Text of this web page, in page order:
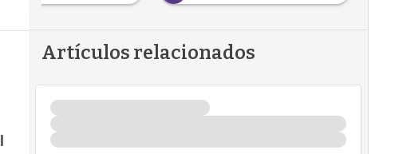
Artículos relacionados